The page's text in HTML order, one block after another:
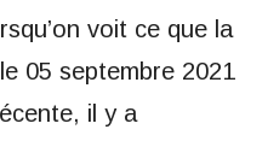
voit ce que la
05 septembre 2021
il y a